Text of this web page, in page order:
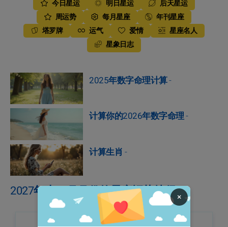
今日星运 明日星运
后天星运
周运势
每月星座
年刊星座
塔罗牌
运气 爱情
星座名人
星象日志
2025年数字命理计算-
计算你的2026年数字命理-
计算生肖 -
2027年十二月月份的星座运势捷径
牡羊座·2027年十二月月运势
×